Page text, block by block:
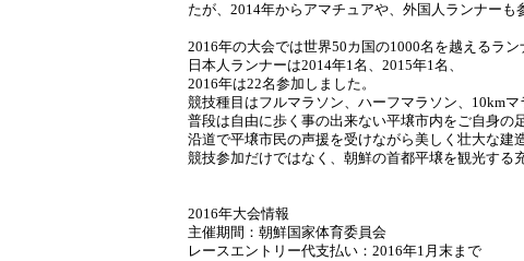
たが、2014年からアマチュアや、外国人ランナーも
2016年の大会では世界50カ国の1000名を越えるラン
日本人ランナーは2014年1名、2015年1名、
2016年は22名参加しました。
競技種目はフルマラソン、ハーフマラソン、10kmマ
普段は自由に歩く事の出来ない平壌市内をご自身の
沿道で平壌市民の声援を受けながら美しく壮大な建
競技参加だけではなく、朝鮮の首都平壌を観光する
2016年大会情報
主催期間：朝鮮国家体育委員会
レースエントリー代支払い：2016年1月末まで